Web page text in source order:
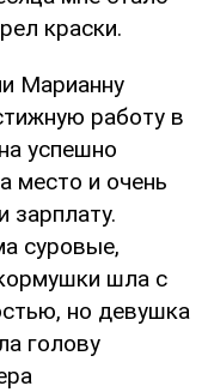
краски.
Марианну
работу в
успешно
место и очень
зарплату.
суровые,
шла с
но девушка
голову